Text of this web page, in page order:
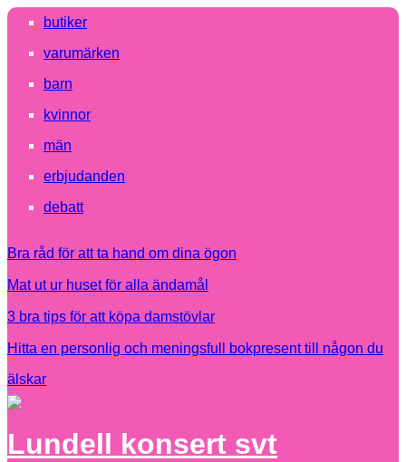
butiker
varumärken
barn
kvinnor
män
erbjudanden
debatt
Bra råd för att ta hand om dina ögon
Mat ut ur huset för alla ändamål
3 bra tips för att köpa damstövlar
Hitta en personlig och meningsfull bokpresent till någon du
älskar
Lundell konsert svt